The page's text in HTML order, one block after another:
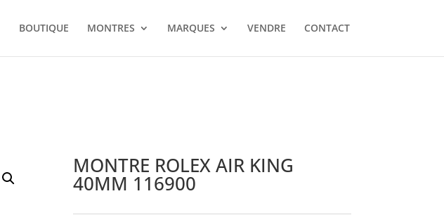
BOUTIQUE MONTRES MARQUES VENDRE CONTACT
MONTRE ROLEX AIR KING
40MM 116900